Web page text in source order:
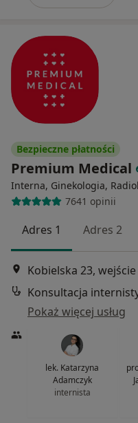
Bezpieczne płatności
Premium Medical
Interna, Ginekologia,
7641 opinii
Adres 1 Adres 2
Konsultacja
Pokaż więcej usług
lek. Katarzyna
Adamczyk
internista